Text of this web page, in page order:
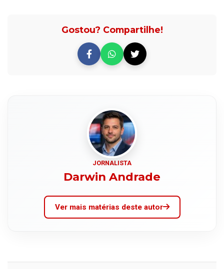
Gostou? Compartilhe!
JORNALISTA
Darwin Andrade
Ver mais matérias deste autor